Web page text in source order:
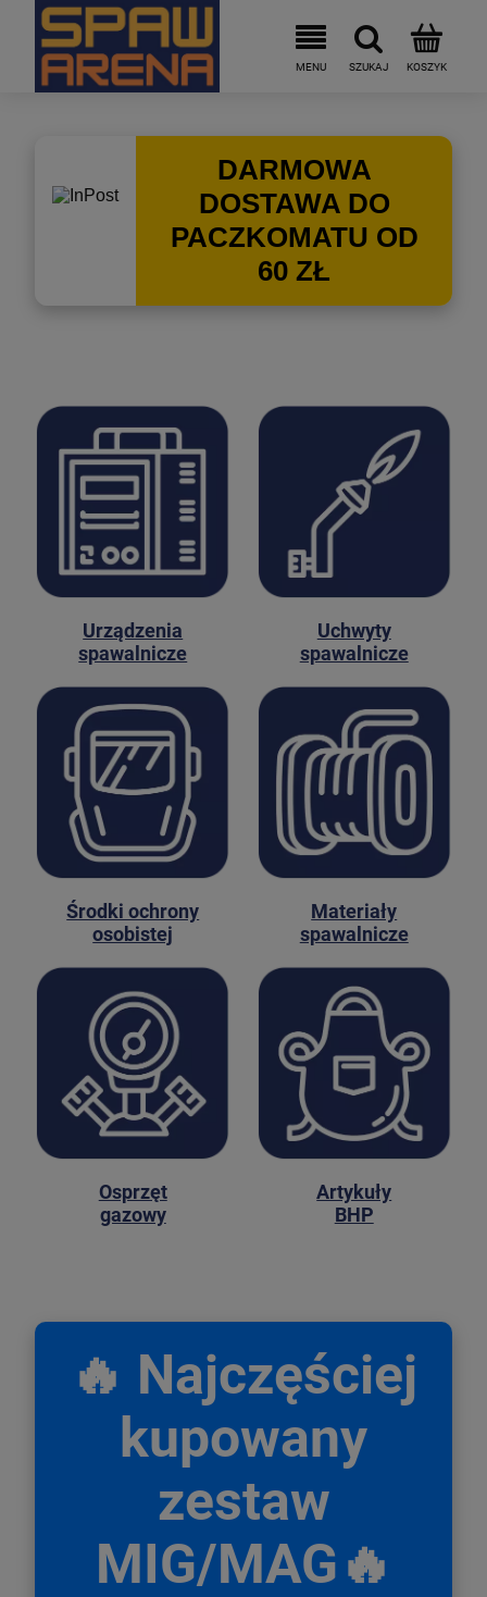
DARMOWA
DOSTAWA DO
PACZKOMATU OD
60 ZŁ
Urządzenia
spawalnicze
Uchwyty
spawalnicze
Środki ochrony
osobistej
Materiały
spawalnicze
Osprzęt
gazowy
Artykuły
BHP
🔥 Najczęściej
kupowany
zestaw
MIG/MAG🔥